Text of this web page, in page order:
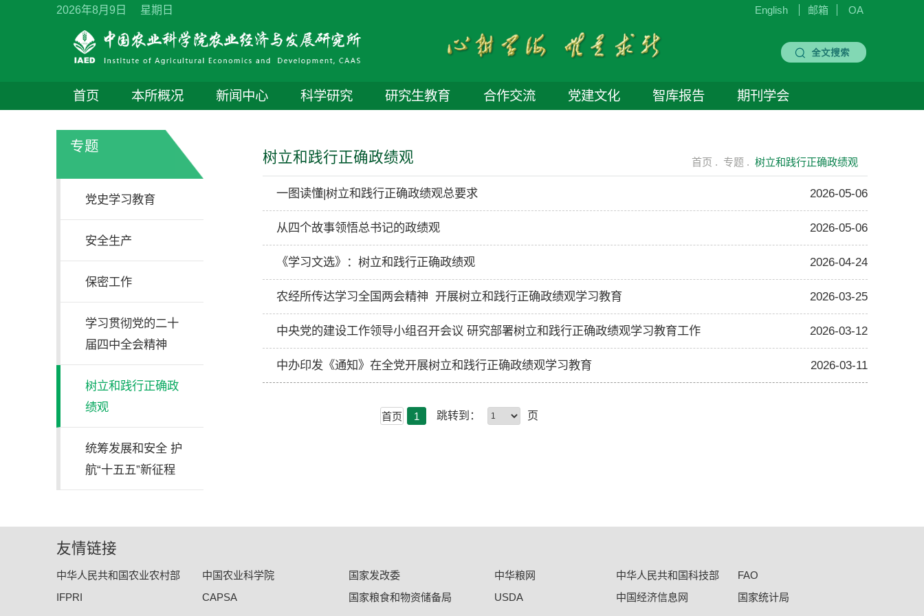
English 邮箱 OA
2026年8月9日 星期日
首页 本所概况 新闻中心 科学研究 研究生教育 合作交流 党建文化 智库报告 期刊学会
专题
党史学习教育
安全生产
保密工作
学习贯彻党的二十
届四中全会精神
树立和践行正确政
绩观
统筹发展和安全 护
航“十五五”新征程
树立和践行正确政绩观 首页 . 专题 . 树立和践行正确政绩观
一图读懂|树立和践行正确政绩观总要求 2026-05-06
从四个故事领悟总书记的政绩观 2026-05-06
《学习文选》：树立和践行正确政绩观 2026-04-24
农经所传达学习全国两会精神 开展树立和践行正确政绩观学习教育 2026-03-25
中央党的建设工作领导小组召开会议 研究部署树立和践行正确政绩观学习教育工作 2026-03-12
中办印发《通知》在全党开展树立和践行正确政绩观学习教育 2026-03-11
首页 1 跳转到： 页
友情链接
中华人民共和国农业农村部 中国农业科学院 国家发改委 中华粮网 中华人民共和国科技部
FAO
IFPRI
CAPSA 国家粮食和物资储备局 USDA 中国经济信息网 国家统计局